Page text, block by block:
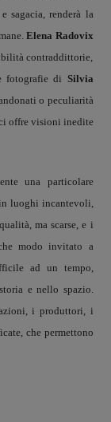
sagacia, renderà la
Elena Radovix
contraddittorie,
fotografie di Silvia
o peculiarità
offre visioni inedite
una particolare
luoghi incantevoli,
ma scarse, e i
modo invitato a
ad un tempo,
e nello spazio.
i produttori, i
che permettono